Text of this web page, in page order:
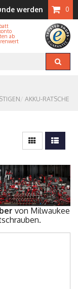
werden 0
ab
AKKU-RATSCHE
von Milwaukee